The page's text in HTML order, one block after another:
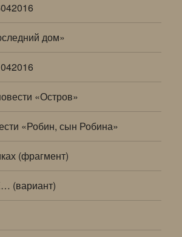
дом»
«Остров»
«Робин, сын Робина»
(фрагмент)
(вариант)